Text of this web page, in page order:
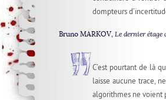
dompteurs
Bruno MARKOV, Le dernier étage
C’est pourtant de là
laisse aucune trace,
algorithmes ne voient